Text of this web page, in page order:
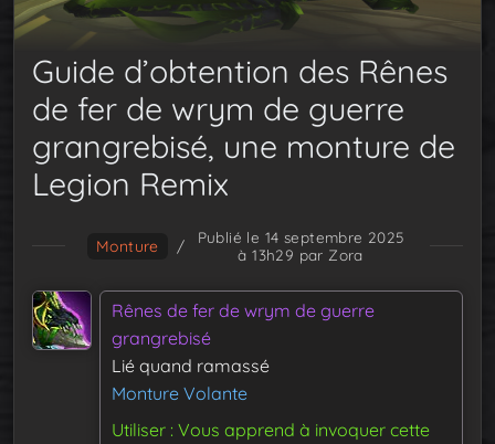
Guide d’obtention des Rênes
de fer de wrym de guerre
grangrebisé, une monture de
Legion Remix
Monture /
Publié le 14 septembre 2025
à 13h29 par Zora
Rênes de fer de wrym de guerre
grangrebisé
Lié quand ramassé
Monture Volante
Utiliser : Vous apprend à invoquer cette